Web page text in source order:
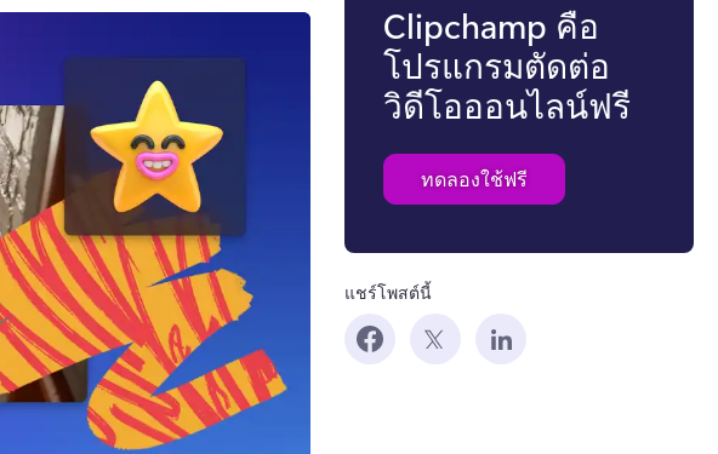
Clipchamp คือ
โปรแกรมตัดต่อ
วิดีโอออนไลน์ฟรี
ทดลองใช้ฟรี
แชร์โพสต์นี้